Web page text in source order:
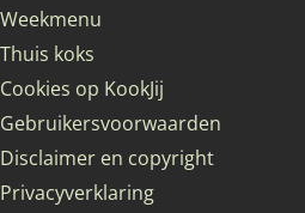
Weekmenu
Thuis koks
Cookies op KookJij
Gebruikersvoorwaarden
Disclaimer en copyright
Privacyverklaring